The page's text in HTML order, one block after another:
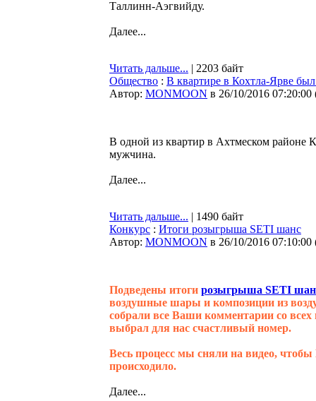
Таллинн-Аэгвийду.
Далее...
Читать дальше... | 2203 байт
Общество : В квартире в Кохтла-Ярве
Автор: MONMOON в 26/10/2016 07:20:00
В одной из квартир в Ахтмеском районе
мужчина.
Далее...
Читать дальше... | 1490 байт
Конкурс : Итоги розыгрыша SETI шанс
Автор: MONMOON в 26/10/2016 07:10:00
Подведены итоги розыгрыша SETI
воздушные шары и композиции из
собрали все Ваши комментарии со всех
выбрал для нас счастливый номер.
Весь процесс мы сняли на видео,
происходило.
Далее...